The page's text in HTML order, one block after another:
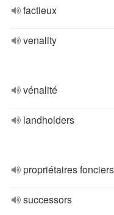
factieux
venality
vénalité
landholders
propriétaires fonciers
successors